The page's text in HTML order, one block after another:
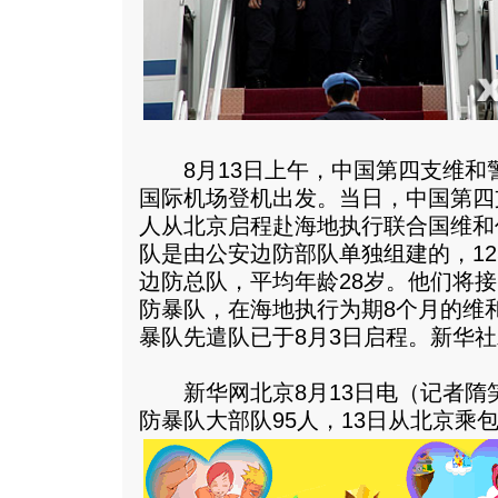
8月13日上午，中国第四支维和
国际机场登机出发。当日，中国第
人从北京启程赴海地执行联合国维
队是由公安边防部队单独组建的，
边防总队，平均年龄28岁。他们将
防暴队，在海地执行为期8个月的维
暴队先遣队已于8月3日启程。新华
新华网北京8月13日电（记者隋
防暴队大部队95人，13日从北京乘